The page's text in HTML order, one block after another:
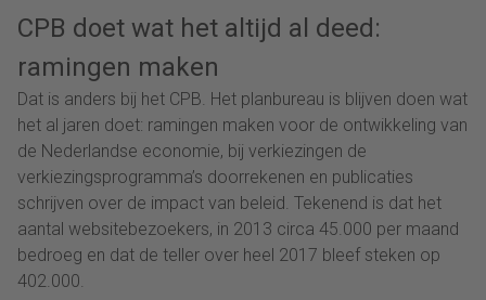
CPB doet wat het altijd al deed:
ramingen maken
Dat is anders bij het CPB. Het planbureau is blijven doen wat
het al jaren doet: ramingen maken voor de ontwikkeling van
de Nederlandse economie, bij verkiezingen de
verkiezingsprogramma’s doorrekenen en publicaties
schrijven over de impact van beleid. Tekenend is dat het
aantal websitebezoekers, in 2013 circa 45.000 per maand
bedroeg en dat de teller over heel 2017 bleef steken op
402.000.